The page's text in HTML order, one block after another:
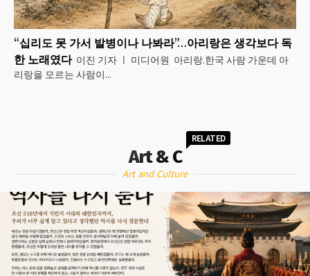
“십리도 못 가서 발병이나 나봐라”…아리랑은 생각보다 독
한 노래였다 이진 기자 ㅣ 미디어원 아리랑.한국 사람 가운데 아
리랑을 모르는 사람이...
Art & C
RELATED
Art and Culture